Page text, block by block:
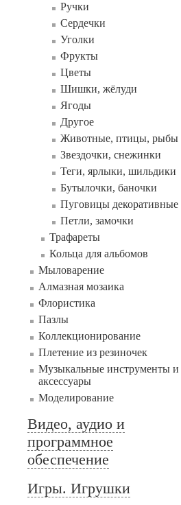
Ручки
Сердечки
Уголки
Фрукты
Цветы
Шишки, жёлуди
Ягоды
Другое
Животные, птицы, рыбы
Звездочки, снежинки
Теги, ярлыки, шильдики
Бутылочки, баночки
Пуговицы декоративные
Петли, замочки
Трафареты
Кольца для альбомов
Мыловарение
Алмазная мозаика
Флористика
Пазлы
Коллекционирование
Плетение из резиночек
Музыкальные инструменты и
аксессуары
Моделирование
Видео, аудио и
программное
обеспечение
Игры. Игрушки